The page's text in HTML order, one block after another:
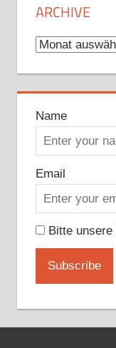
ARCHIVE
Archive
Name
Email
Bitte unsere